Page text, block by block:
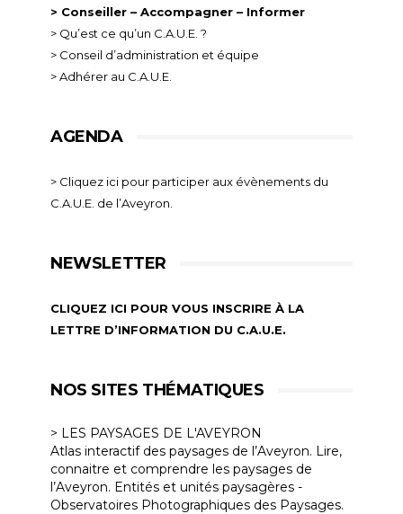
> Conseiller – Accompagner – Informer
> Qu’est ce qu’un C.A.U.E. ?
> Conseil d’administration et équipe
> Adhérer au C.A.U.E.
AGENDA
> Cliquez ici pour participer aux évènements du
C.A.U.E. de l’Aveyron.
NEWSLETTER
CLIQUEZ ICI POUR VOUS INSCRIRE À LA
LETTRE D’INFORMATION DU C.A.U.E.
NOS SITES THÉMATIQUES
> LES PAYSAGES DE L'AVEYRON
Atlas interactif des paysages de l’Aveyron. Lire,
connaitre et comprendre les paysages de
l’Aveyron. Entités et unités paysagères -
Observatoires Photographiques des Paysages.